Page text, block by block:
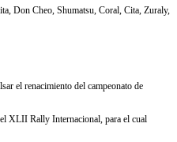
Don Cheo, Shumatsu, Coral, Cita, Zuraly,
el renacimiento del campeonato de
el XLII Rally Internacional, para el cual